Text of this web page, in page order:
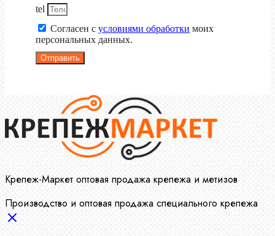
tel
Согласен с условиями обработки моих
персональных данных.
Отправить
Крепеж-Маркет оптовая продажа крепежа и метизов
Производство и оптовая продажа специального крепежа